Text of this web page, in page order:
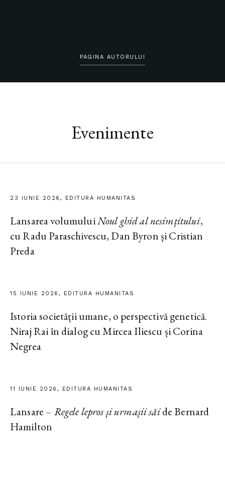
PAGINA AUTORULUI
Evenimente
23 IUNIE 2026, EDITURA HUMANITAS
Lansarea volumuluiNoul ghid al nesimțitului,
cu Radu Paraschivescu, Dan Byron și Cristian
Preda
15 IUNIE 2026, EDITURA HUMANITAS
Istoria societății umane, o perspectivă genetică.
Niraj Rai în dialog cu Mircea Iliescu și Corina
Negrea
11 IUNIE 2026, EDITURA HUMANITAS
Lansare – Regele lepros și urmașii săide Bernard
Hamilton